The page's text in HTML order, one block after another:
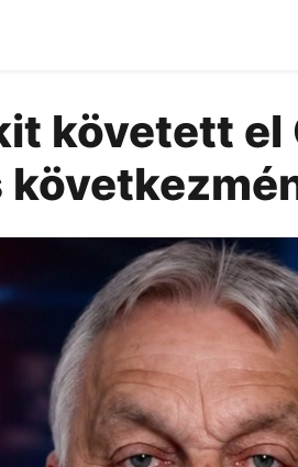
követett el